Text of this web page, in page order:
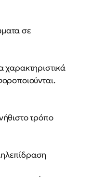
σε
χαρακτηριστικά
τρόπο